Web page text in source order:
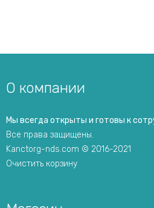
О компании
Мы всегда открыты и готовы к
Все права защищены.
Kanctorg-nds.com © 2016-2021
Очистить корзину